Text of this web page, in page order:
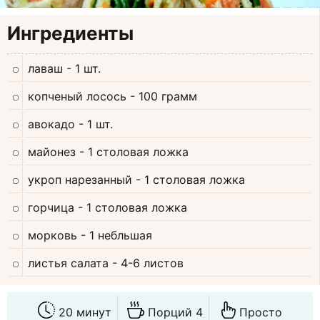
Ингредиенты
лаваш - 1 шт.
копченый лосось - 100 грамм
авокадо - 1 шт.
майонез - 1 столовая ложка
укроп нарезанный - 1 столовая ложка
горчица - 1 столовая ложка
морковь - 1 небльшая
листья салата - 4-6 листов
20 минут Порций 4 Просто